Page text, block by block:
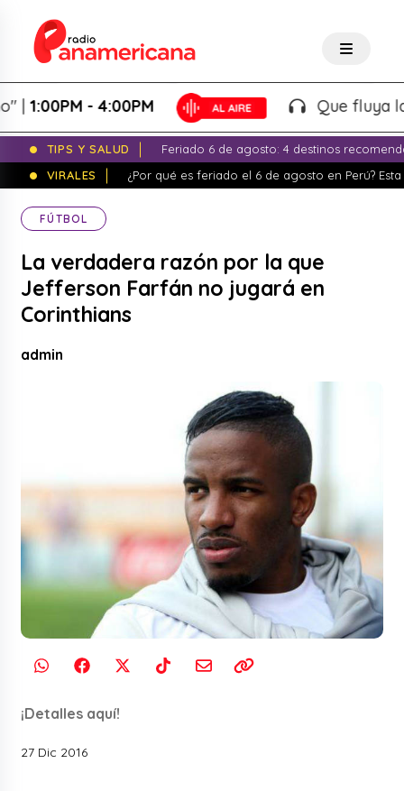
- 4:00PM Que fluya la
TIPS Y SALUD
Feriado 6 de agosto: 4 destinos
VIRALES
¿Por qué es feriado el 6 de agosto en Perú?
FÚTBOL
La verdadera razón por la que
Jefferson Farfán no jugará en
Corinthians
admin
¡Detalles aquí!
27 Dic 2016